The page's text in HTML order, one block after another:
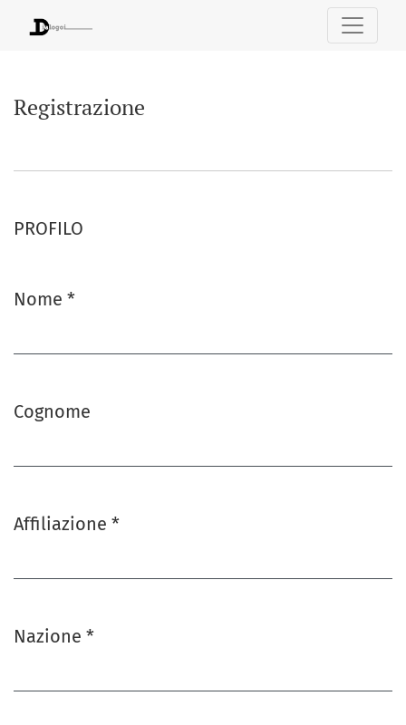
Registrazione
PROFILO
Nome *
Cognome
Affiliazione *
Nazione *